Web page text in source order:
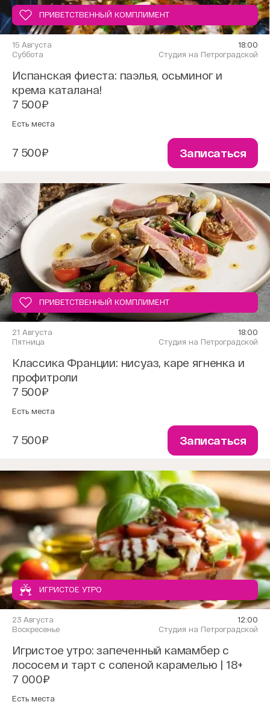
ПРИВЕТСТВЕННЫЙ КОМПЛИМЕНТ
15 Августа
Суббота
18:00
Студия на Петроградской
Испанская фиеста: паэлья, осьминог и
крема каталана!
7 500₽
Есть места
7 500₽ Записаться
ПРИВЕТСТВЕННЫЙ КОМПЛИМЕНТ
21 Августа
Пятница
18:00
Студия на Петроградской
Классика Франции: нисуаз, каре ягненка и
профитроли
7 500₽
Есть места
7 500₽ Записаться
ИГРИСТОЕ УТРО
23 Августа
Воскресенье
12:00
Студия на Петроградской
Игристое утро: запеченный камамбер с
лососем и тарт с соленой карамелью | 18+
7 000₽
Есть места